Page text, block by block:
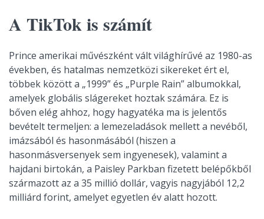
A TikTok is számít
Prince amerikai művészként vált világhírűvé az 1980-as
években, és hatalmas nemzetközi sikereket ért el,
többek között a „1999” és „Purple Rain” albumokkal,
amelyek globális slágereket hoztak számára. Ez is
bőven elég ahhoz, hogy hagyatéka ma is jelentős
bevételt termeljen: a lemezeladások mellett a nevéből,
imázsából és hasonmásából (hiszen a
hasonmásversenyek sem ingyenesek), valamint a
hajdani birtokán, a Paisley Parkban fizetett belépőkből
származott az a 35 millió dollár, vagyis nagyjából 12,2
milliárd forint, amelyet egyetlen év alatt hozott.